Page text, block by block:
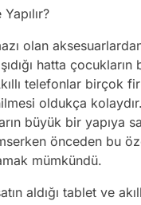
olan
hatta
telefonlar birçok
oldukça
büyük bir yapıya
önceden bu
mümkündü.
aldığı tablet ve